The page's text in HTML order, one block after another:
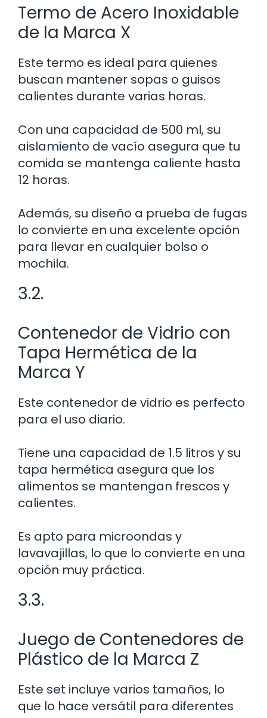
Termo de Acero Inoxidable
de la Marca X
Este termo es ideal para quienes
buscan mantener sopas o guisos
calientes durante varias horas.
Con una capacidad de 500 ml, su
aislamiento de vacío asegura que tu
comida se mantenga caliente hasta
12 horas.
Además, su diseño a prueba de fugas
lo convierte en una excelente opción
para llevar en cualquier bolso o
mochila.
3.2.
Contenedor de Vidrio con
Tapa Hermética de la
Marca Y
Este contenedor de vidrio es perfecto
para el uso diario.
Tiene una capacidad de 1.5 litros y su
tapa hermética asegura que los
alimentos se mantengan frescos y
calientes.
Es apto para microondas y
lavavajillas, lo que lo convierte en una
opción muy práctica.
3.3.
Juego de Contenedores de
Plástico de la Marca Z
Este set incluye varios tamaños, lo
que lo hace versátil para diferentes